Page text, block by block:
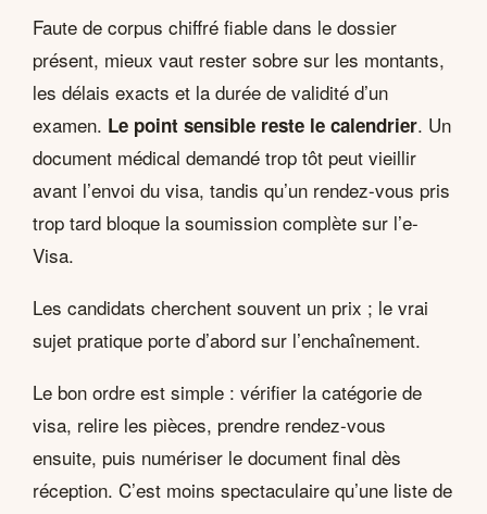
Faute de corpus chiffré fiable dans le dossier
présent, mieux vaut rester sobre sur les montants,
les délais exacts et la durée de validité d’un
examen. Le point sensible reste le calendrier. Un
document médical demandé trop tôt peut vieillir
avant l’envoi du visa, tandis qu’un rendez-vous pris
trop tard bloque la soumission complète sur l’e-
Visa.
Les candidats cherchent souvent un prix ; le vrai
sujet pratique porte d’abord sur l’enchaînement.
Le bon ordre est simple : vérifier la catégorie de
visa, relire les pièces, prendre rendez-vous
ensuite, puis numériser le document final dès
réception. C’est moins spectaculaire qu’une liste de